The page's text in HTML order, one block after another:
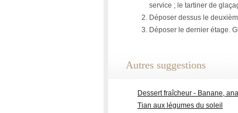
service ; le tartiner de
Déposer dessus le
Déposer le dernier étage.
Autres suggestions
Dessert fraîcheur - Banane,
Tian aux légumes du soleil